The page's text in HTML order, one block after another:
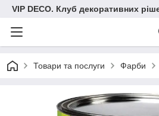
VIP DECO. Клуб декоративних
Товари та послуги Фарби